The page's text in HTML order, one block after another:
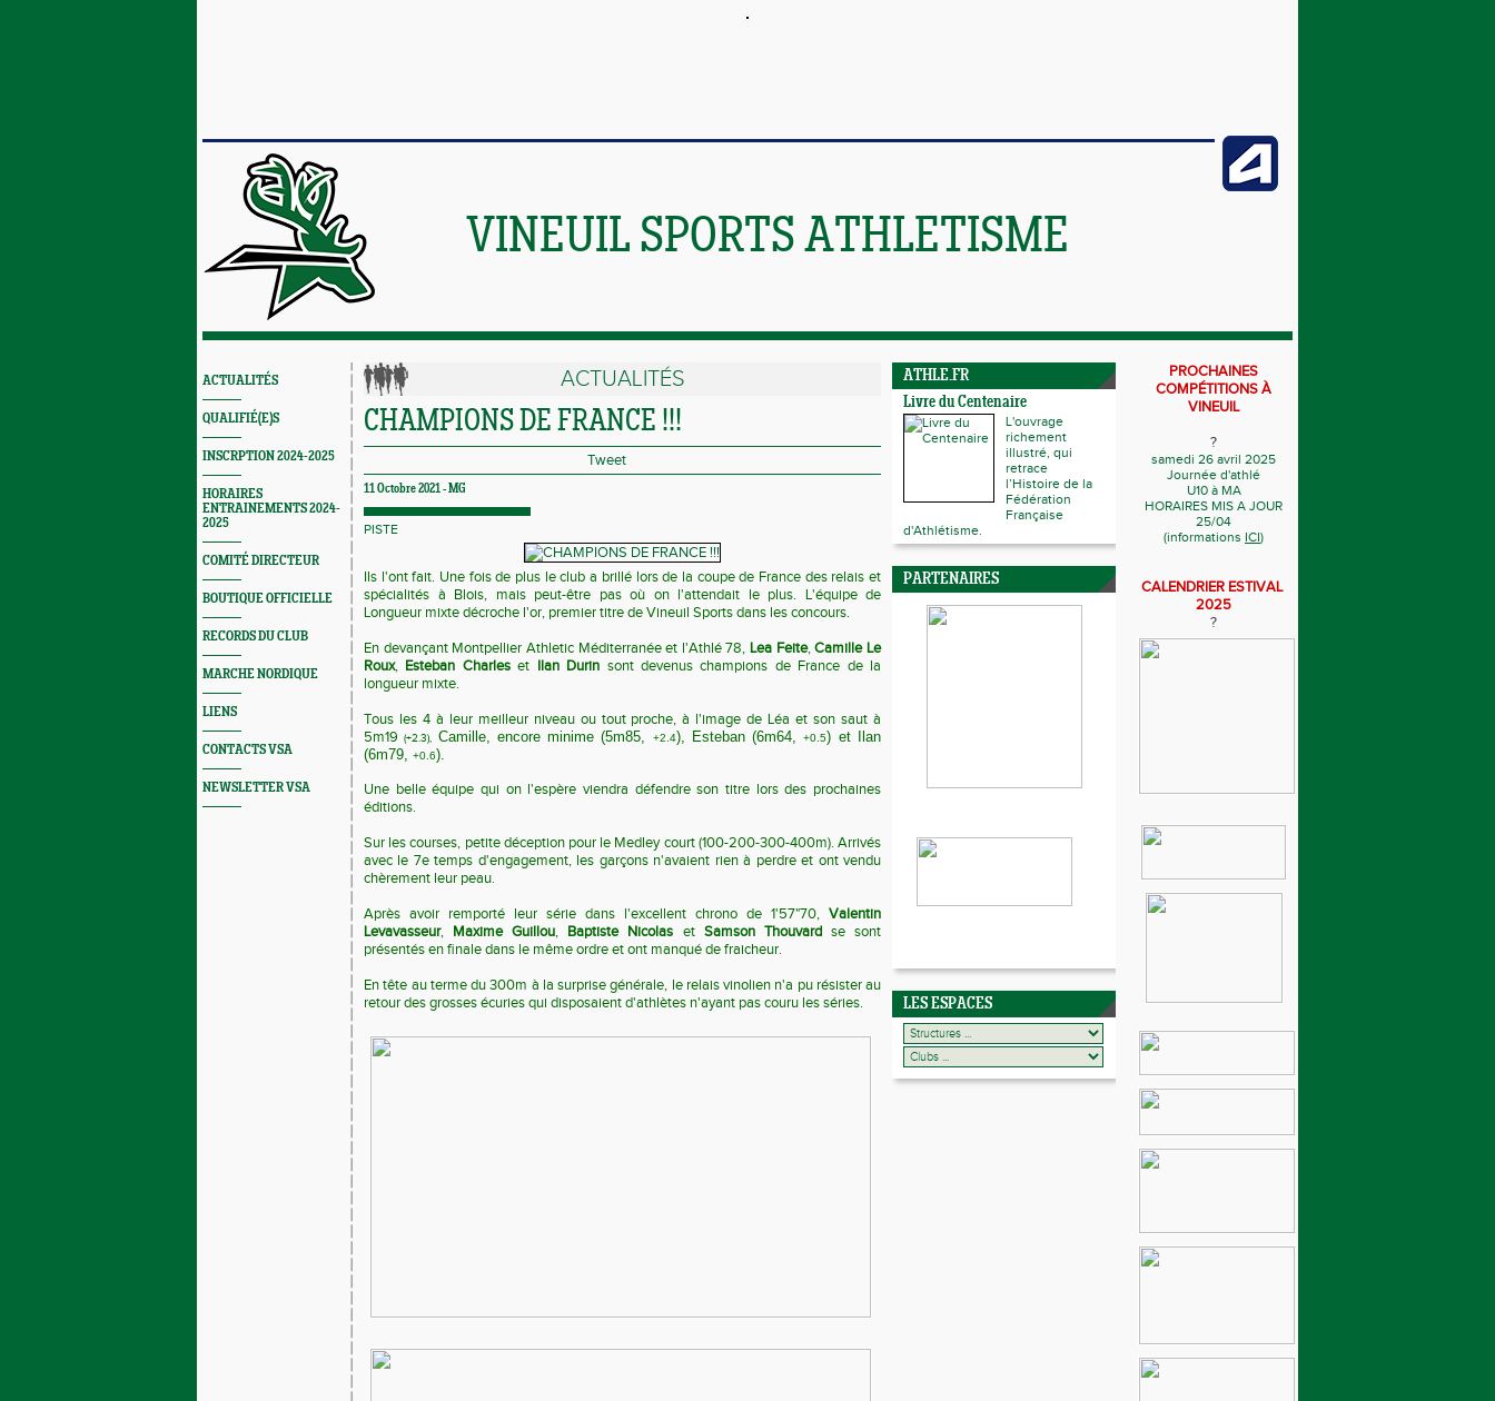
VINEUIL SPORTS ATHLETISME
ACTUALITÉS
QUALIFIÉ(E)S
INSCRPTION 2024-2025
HORAIRES
ENTRAINEMENTS 2024-
2025
COMITÉ DIRECTEUR
BOUTIQUE OFFICIELLE
RECORDS DU CLUB
MARCHE NORDIQUE
LIENS
CONTACTS VSA
NEWSLETTER VSA
ACTUALITÉS
CHAMPIONS DE FRANCE !!!
Tweet
11 Octobre 2021 -MG
PISTE
Ils l'ont fait. Une fois de plus le club a brillé lors de la coupe de France des relais et
spécialités à Blois, mais peut-être pas où on l'attendait le plus. L'équipe de
Longueur mixte décroche l'or, premier titre de Vineuil Sports dans les concours.
En devançant Montpellier Athletic Méditerranée et l'Athlé 78, Lea Feite,Camille Le
Roux, Esteban Charleset Ilan Durin sont devenus champions de France de la
longueur mixte.
Tous les 4 à leur meilleur niveau ou tout proche, à l'image de Léa et son saut à
5m19(+2.3), Camille, encore minime (5m85, +2.4), Esteban (6m64,+0.5) et Ilan
(6m79, +0.6).
Une belle équipe qui on l'espère viendra défendre son titre lors des prochaines
éditions.
Sur les courses, petite déception pour le Medley court (100-200-300-400m). Arrivés
avec le 7e temps d'engagement, les garçons n'avaient rien à perdre et ont vendu
chèrement leur peau.
Après avoir remporté leur série dans l'excellent chrono de 1'57"70, Valentin
Levavasseur, Maxime Guillou, Baptiste Nicolas et Samson Thouvardse sont
présentés en finale dans le même ordre et ont manqué de fraicheur.
En tête au terme du 300m à la surprise générale, le relais vinolien n'a pu résister au
retour des grosses écuries qui disposaient d'athlètes n'ayant pas couru les séries.
ATHLE.FR
Livre du Centenaire
L'ouvrage
richement
illustré, qui
retrace
l’Histoire de la
Fédération
Française
d'Athlétisme.
PARTENAIRES
LES ESPACES
PROCHAINES
COMPÉTITIONS À
VINEUIL
?
samedi 26 avril 2025
Journée d'athlé
U10 à MA
HORAIRES MIS A JOUR
25/04
(informations ICI)
CALENDRIER ESTIVAL
2025
?